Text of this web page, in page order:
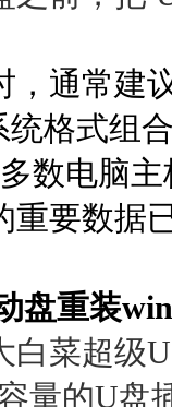
，通常建
统格式组
数电脑
重要数据
盘重装
白菜超级
量的U盘